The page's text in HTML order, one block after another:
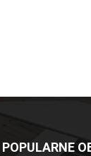
POPULARNE